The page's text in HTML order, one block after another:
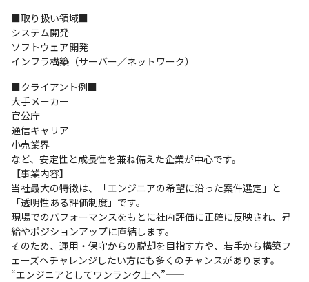
■取り扱い領域■
システム開発
ソフトウェア開発
インフラ構築（サーバー／ネットワーク）
■クライアント例■
大手メーカー
官公庁
通信キャリア
小売業界
など、安定性と成長性を兼ね備えた企業が中心です。
【事業内容】
当社最大の特徴は、「エンジニアの希望に沿った案件選定」と
「透明性ある評価制度」です。
現場でのパフォーマンスをもとに社内評価に正確に反映され、昇
給やポジションアップに直結します。
そのため、運用・保守からの脱却を目指す方や、若手から構築フ
ェーズへチャレンジしたい方にも多くのチャンスがあります。
“エンジニアとしてワンランク上へ”――